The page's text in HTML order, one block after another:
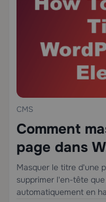
CMS
Comment
page dans
Elementor
Masquer le titre d'une
supprimer l'en-tête
automatiquement en